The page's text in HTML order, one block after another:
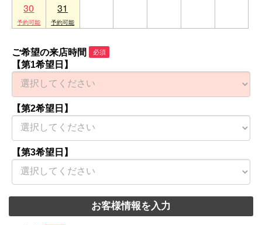
30 31
ご希望の来店時間 必須
【第1希望日】
【第2希望日】
【第3希望日】
お客様情報を入力